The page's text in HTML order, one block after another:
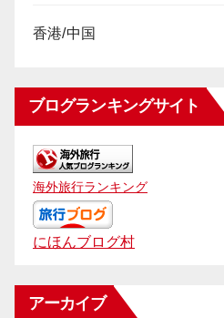
香港/中国
ブログランキングサイト
海外旅行ランキング
にほんブログ村
アーカイブ